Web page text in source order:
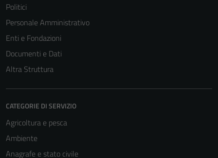
Politici
Personale Amministrativo
Enti e Fondazioni
Documenti e Dati
Altra Struttura
CATEGORIE DI SERVIZIO
Agricoltura e pesca
Ambiente
Anagrafe e stato civile